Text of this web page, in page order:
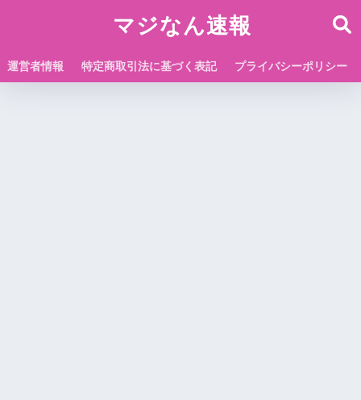
マジなん速報
運営者情報 特定商取引法に基づく表記 プライバシーポリシー